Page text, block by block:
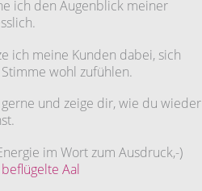
ich den Augenblick meiner
ich meine Kunden dabei, sich
wohl zufühlen.
und zeige dir, wie du wieder
im Wort zum Ausdruck,-)
Aal